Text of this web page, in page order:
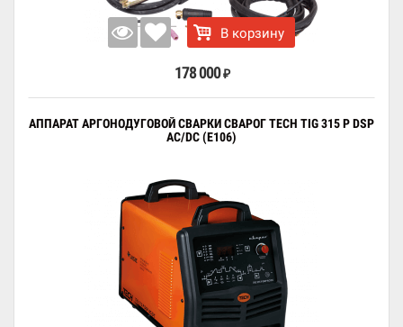
В корзину
178 000 ₽
АППАРАТ АРГОНОДУГОВОЙ СВАРКИ СВАРОГ TECH TIG 315 P DSP
AC/DC (E106)